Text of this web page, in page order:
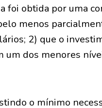
foi obtida por uma
menos
2) que o
dos menores
o mínimo